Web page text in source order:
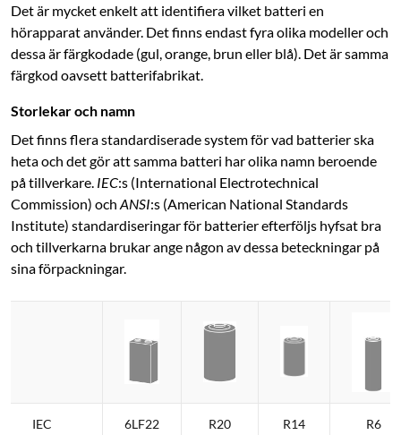
Det är mycket enkelt att identifiera vilket batteri en
hörapparat använder. Det finns endast fyra olika modeller och
dessa är färgkodade (gul, orange, brun eller blå). Det är samma
färgkod oavsett batterifabrikat.
Storlekar och namn
Det finns flera standardiserade system för vad batterier ska
heta och det gör att samma batteri har olika namn beroende
på tillverkare. IEC:s (International Electrotechnical
Commission) och ANSI:s (American National Standards
Institute) standardiseringar för batterier efterföljs hyfsat bra
och tillverkarna brukar ange någon av dessa beteckningar på
sina förpackningar.
IEC 6LF22 R20 R14 R6